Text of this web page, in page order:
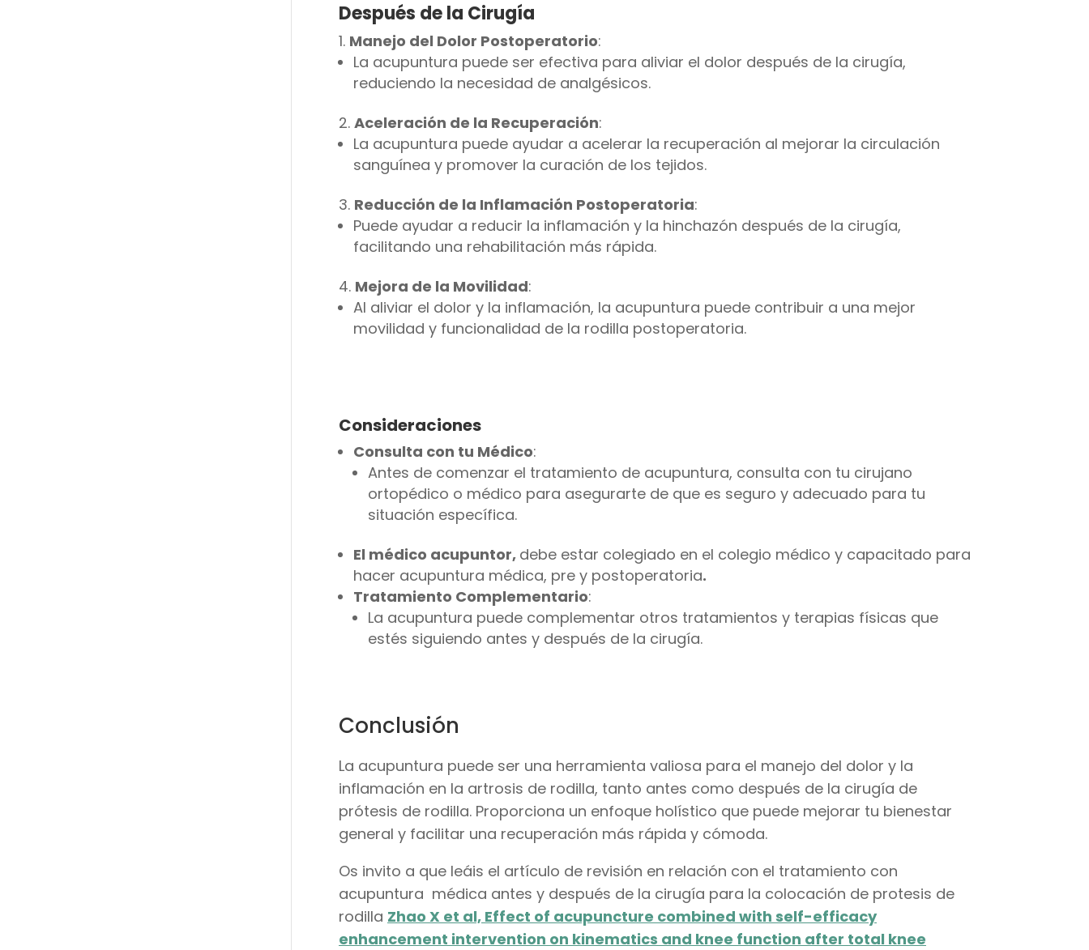
Después de la Cirugía
Manejo del Dolor Postoperatorio:
La acupuntura puede ser efectiva para aliviar el dolor después de la cirugía,
reduciendo la necesidad de analgésicos.
Aceleración de la Recuperación:
La acupuntura puede ayudar a acelerar la recuperación al mejorar la circulación
sanguínea y promover la curación de los tejidos.
Reducción de la Inflamación Postoperatoria:
Puede ayudar a reducir la inflamación y la hinchazón después de la cirugía,
facilitando una rehabilitación más rápida.
Mejora de la Movilidad:
Al aliviar el dolor y la inflamación, la acupuntura puede contribuir a una mejor
movilidad y funcionalidad de la rodilla postoperatoria.
Consideraciones
Consulta con tu Médico:
Antes de comenzar el tratamiento de acupuntura, consulta con tu cirujano
ortopédico o médico para asegurarte de que es seguro y adecuado para tu
situación específica.
El médico acupuntor, debe estar colegiado en el colegio médico y capacitado para
hacer acupuntura médica, pre y postoperatoria.
Tratamiento Complementario:
La acupuntura puede complementar otros tratamientos y terapias físicas que
estés siguiendo antes y después de la cirugía.
Conclusión
La acupuntura puede ser una herramienta valiosa para el manejo del dolor y la
inflamación en la artrosis de rodilla, tanto antes como después de la cirugía de
prótesis de rodilla. Proporciona un enfoque holístico que puede mejorar tu bienestar
general y facilitar una recuperación más rápida y cómoda.
Os invito a que leáis el artículo de revisión en relación con el tratamiento con
acupuntura médica antes y después de la cirugía para la colocación de protesis de
rodilla Zhao X et al, Effect of acupuncture combined with self-efficacy
enhancement intervention on kinematics and knee function after total knee